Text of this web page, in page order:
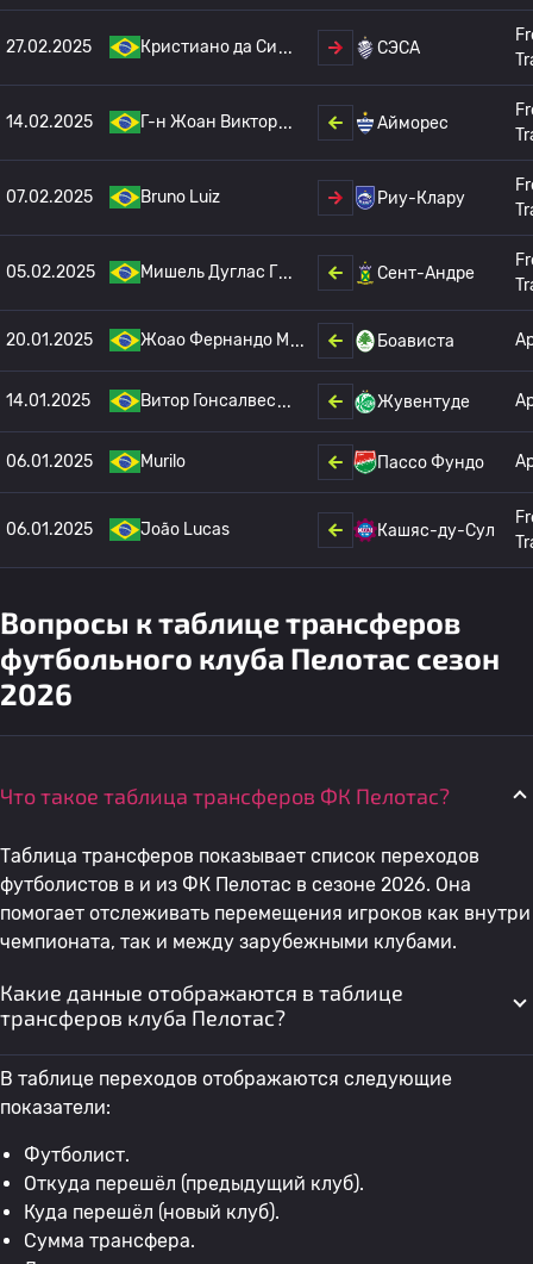
27.02.2025 Кристиано да Си СЭСА
14.02.2025 Г-н Жоан Виктор Айморес
07.02.2025 Bruno Luiz Риу-Клару
05.02.2025 Мишель Дуглас Г Сент-Андре
20.01.2025 Жоао Фернандо М Боависта
14.01.2025 Витор Гонсалвес Жувентуде
06.01.2025 Murilo Пассо Фундо
06.01.2025 João Lucas Кашяс-ду-Сул
Вопросы к таблице трансферов
футбольного клуба Пелотас сезон
2026
Что такое таблица трансферов ФК Пелотас?
Таблица трансферов показывает список переходов
футболистов в и из ФК Пелотас в сезоне 2026. Она
помогает отслеживать перемещения игроков как внутри
чемпионата, так и между зарубежными клубами.
Какие данные отображаются в таблице
трансферов клуба Пелотас?
В таблице переходов отображаются следующие
показатели:
Футболист.
Откуда перешёл (предыдущий клуб).
Куда перешёл (новый клуб).
Сумма трансфера.